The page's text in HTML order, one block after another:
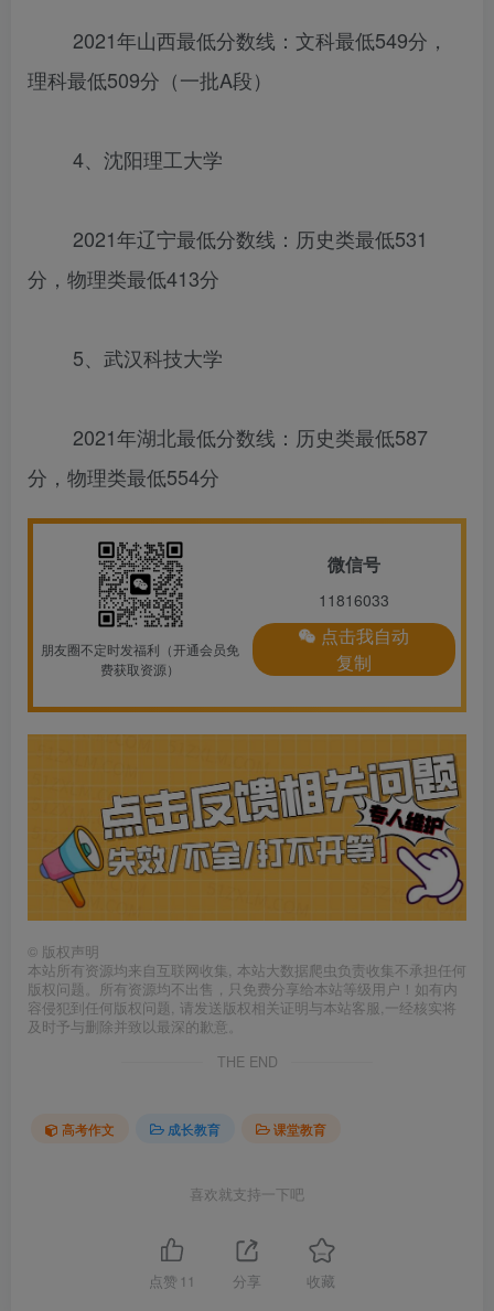
2021年山西最低分数线：文科最低549分，
理科最低509分（一批A段）
4、沈阳理工大学
2021年辽宁最低分数线：历史类最低531
分，物理类最低413分
5、武汉科技大学
2021年湖北最低分数线：历史类最低587
分，物理类最低554分
朋友圈不定时发福利（开通会员免
费获取资源）
微信号
11816033
点击我自动
复制
© 版权声明
本站所有资源均来自互联网收集, 本站大数据爬虫负责收集不承担任何
版权问题。所有资源均不出售，只免费分享给本站等级用户！如有内
容侵犯到任何版权问题, 请发送版权相关证明与本站客服,一经核实将
及时予与删除并致以最深的歉意。
THE END
高考作文 成长教育 课堂教育
喜欢就支持一下吧
点赞 11 分享 收藏